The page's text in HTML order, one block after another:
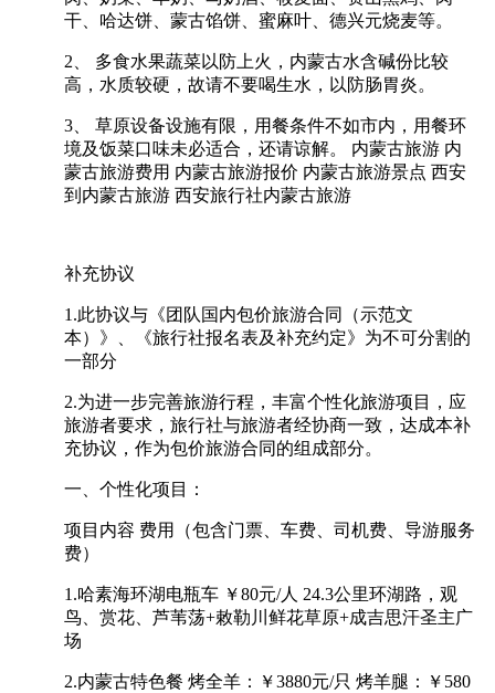
干、哈达饼、蒙古馅饼、蜜麻叶、德兴元烧麦等。
2、 多食水果蔬菜以防上火，内蒙古水含碱份比较
高，水质较硬，故请不要喝生水，以防肠胃炎。
3、 草原设备设施有限，用餐条件不如市内，用餐环
境及饭菜口味未必适合，还请谅解。 内蒙古旅游 内
蒙古旅游费用 内蒙古旅游报价 内蒙古旅游景点 西安
到内蒙古旅游 西安旅行社内蒙古旅游
补充协议
1.此协议与《团队国内包价旅游合同（示范文
本）》、《旅行社报名表及补充约定》为不可分割的
一部分
2.为进一步完善旅游行程，丰富个性化旅游项目，应
旅游者要求，旅行社与旅游者经协商一致，达成本补
充协议，作为包价旅游合同的组成部分。
一、个性化项目：
项目内容 费用（包含门票、车费、司机费、导游服务
费）
1.哈素海环湖电瓶车 ￥80元/人 24.3公里环湖路，观
鸟、赏花、芦苇荡+敕勒川鲜花草原+成吉思汗圣主广
场
2.内蒙古特色餐 烤全羊：￥3880元/只 烤羊腿：￥580